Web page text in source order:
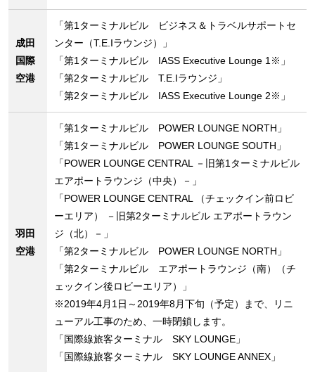
成田
国際
空港
「第1ターミナルビル ビジネス＆トラベルサポートセ
ンター（T.E.Iラウンジ）」
「第1ターミナルビル IASS Executive Lounge 1※」
「第2ターミナルビル T.E.Iラウンジ」
「第2ターミナルビル IASS Executive Lounge 2※」
羽田
空港
「第1ターミナルビル POWER LOUNGE NORTH」
「第1ターミナルビル POWER LOUNGE SOUTH」
「POWER LOUNGE CENTRAL －旧第1ターミナルビル
エアポートラウンジ（中央）－」
「POWER LOUNGE CENTRAL （チェックイン前ロビ
ーエリア） －旧第2ターミナルビル エアポートラウン
ジ（北）－」
「第2ターミナルビル POWER LOUNGE NORTH」
「第2ターミナルビル エアポートラウンジ（南）（チ
ェックイン後ロビーエリア）」
※2019年4月1日～2019年8月下旬（予定）まで、リニ
ューアル工事のため、一時閉鎖します。
「国際線旅客ターミナル SKY LOUNGE」
「国際線旅客ターミナル SKY LOUNGE ANNEX」